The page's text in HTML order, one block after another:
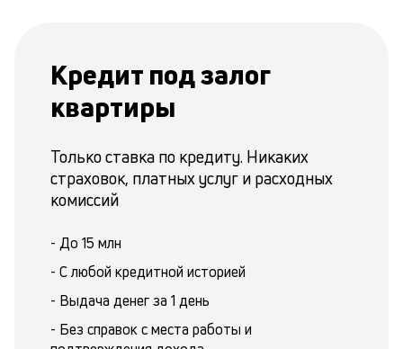
Кредит под залог
квартиры
Только ставка по кредиту. Никаких
страховок, платных услуг и расходных
комиссий
- До 15 млн
- С любой кредитной историей
- Выдача денег за 1 день
- Без справок с места работы и